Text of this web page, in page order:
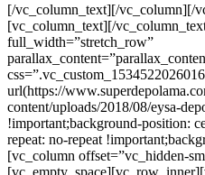
[/vc_column_text][/vc_column][/
[vc_column_text][/
full_width=”stretch_row”
url(https://
content/uploads/2018/08/eysa-
!important;background-position:
repeat: no-repeat
[vc_column offset=”vc_hidden-